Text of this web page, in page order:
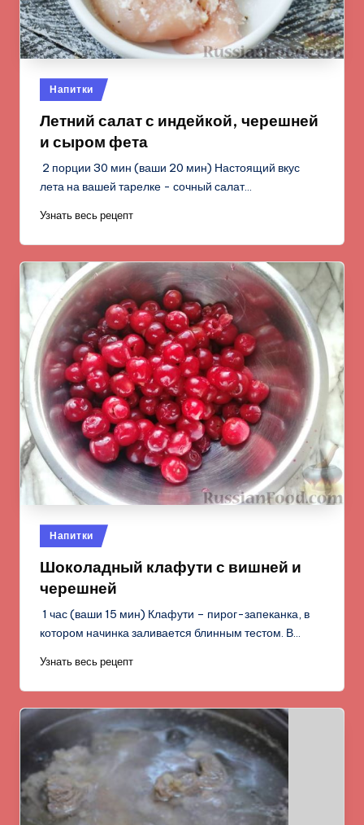
Опубликовано
в
Напитки
Летний салат с индейкой, черешней
и сыром фета
2 порции 30 мин (ваши 20 мин) Настоящий вкус
лета на вашей тарелке - сочный салат…
Узнать весь рецепт
Опубликовано
в
Напитки
Шоколадный клафути с вишней и
черешней
1 час (ваши 15 мин) Клафути – пирог-запеканка, в
котором начинка заливается блинным тестом. В…
Узнать весь рецепт